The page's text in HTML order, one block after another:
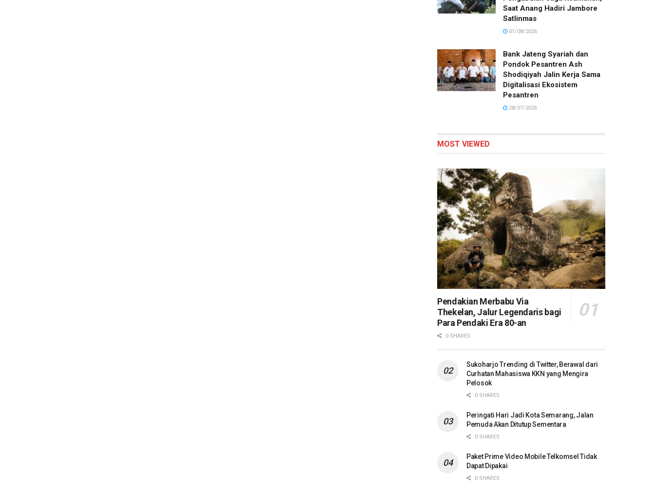
Saat Anang Hadiri Jambore
Satlinmas
01/08/2026
Bank Jateng Syariah dan
Pondok Pesantren Ash
Shodiqiyah Jalin Kerja Sama
Digitalisasi Ekosistem
Pesantren
28/07/2026
MOST VIEWED
Pendakian Merbabu Via
Thekelan, Jalur Legendaris bagi
Para Pendaki Era 80-an
0 SHARES
Sukoharjo Trending di Twitter, Berawal dari
Curhatan Mahasiswa KKN yang Mengira
Pelosok
0 SHARES
Peringati Hari Jadi Kota Semarang, Jalan
Pemuda Akan Ditutup Sementara
0 SHARES
Paket Prime Video Mobile Telkomsel Tidak
Dapat Dipakai
0 SHARES